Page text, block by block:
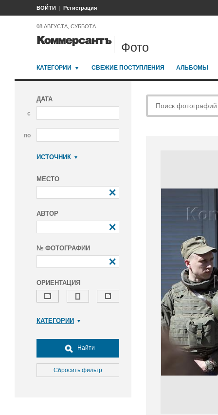
ВОЙТИ Регистрация
08 АВГУСТА, СУББОТА
Фото
КАТЕГОРИИ СВЕЖИЕ ПОСТУПЛЕНИЯ АЛЬБОМЫ
ДАТА
с
по
ИСТОЧНИК
МЕСТО
АВТОР
№ ФОТОГРАФИИ
ОРИЕНТАЦИЯ
КАТЕГОРИИ
Досуг, туризм и отдых
Культура
Медицина
Найти
Сбросить фильтр